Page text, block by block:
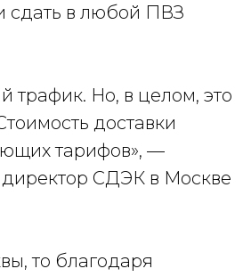
сдать в любой ПВЗ
трафик. Но, в целом, это
доставки
тарифов», —
СДЭК в Москве
то благодаря